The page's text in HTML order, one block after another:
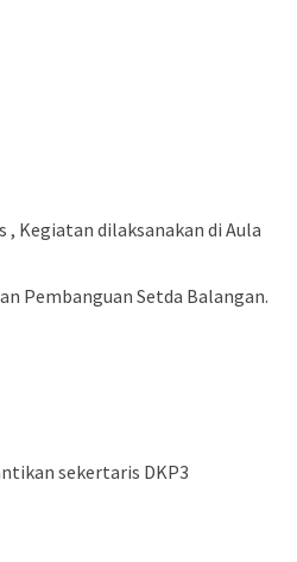
Kegiatan dilaksanakan di Aula
Pembanguan Setda Balangan.
sekertaris DKP3